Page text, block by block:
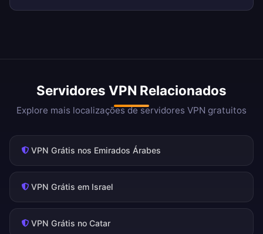
Servidores VPN Relacionados
Explore mais localizações de servidores VPN gratuitos
VPN Grátis nos Emirados Árabes
VPN Grátis em Israel
VPN Grátis no Catar